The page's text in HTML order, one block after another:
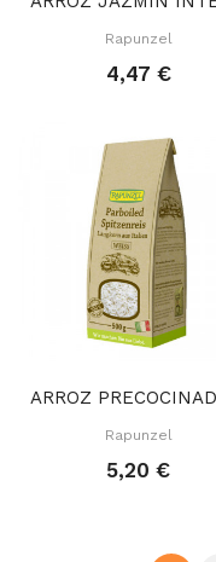
Rapunzel
4,47 €
Rapunzel
5,20 €